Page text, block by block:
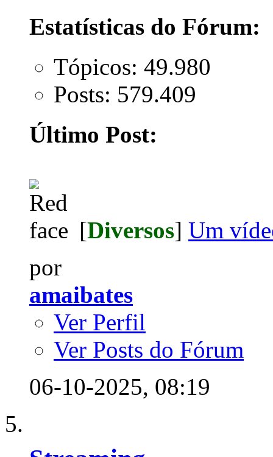
Estatísticas do Fórum:
Tópicos: 49.980
Posts: 579.409
Último Post:
[Diversos] Um
por
amaibates
Ver Perfil
Ver Posts do Fórum
06-10-2025, 08:19